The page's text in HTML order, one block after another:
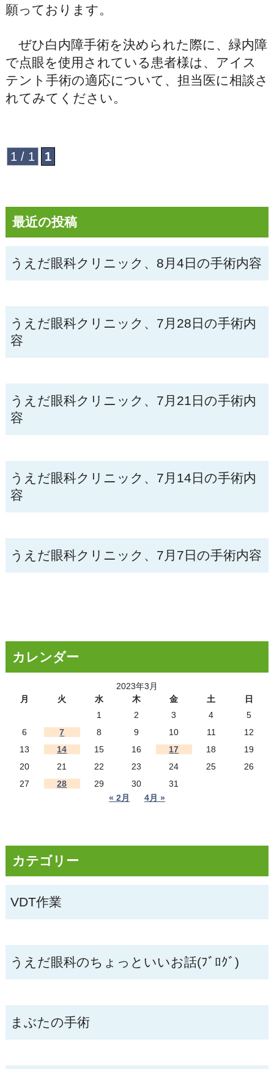
最近の投稿
うえだ眼科クリニック、8月4日の手術内容
うえだ眼科クリニック、7月28日の手術内
容
うえだ眼科クリニック、7月21日の手術内
容
うえだ眼科クリニック、7月14日の手術内
容
うえだ眼科クリニック、7月7日の手術内容
カレンダー
2023年3月
月
火 水 木 金 土
日
1
2 3 4
5
6
7 8 9 10 11
12
13
14 15 16 17 18
19
20
21 22 23 24 25
26
27
28 29 30
31
« 2月
4月 »
カテゴリー
VDT作業
うえだ眼科のちょっといいお話(ﾌﾞﾛｸﾞ)
まぶたの手術
願っております。
ぜひ白内障手術を決められた際に、緑内障
で点眼を使用されている患者様は、アイス
テント手術の適応について、担当医に相談さ
れてみてください。
1 / 1 1